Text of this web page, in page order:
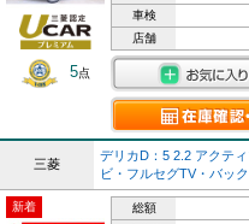
5点
車検
店舗
三菱
デリカD：5 2.2 アクテ
ビ・フルセグTV・バッ
新着 総額